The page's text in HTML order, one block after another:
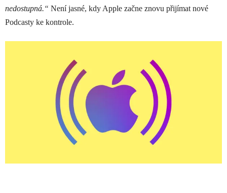
nedostupná.“ Není jasné, kdy Apple začne znovu přijímat nové
Podcasty ke kontrole.